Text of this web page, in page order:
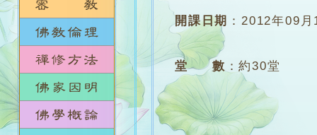
開課日期 ：2012年09月
堂 數 ：約30堂